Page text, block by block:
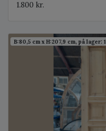
1.800 kr.
B:80,5 cm x H:207,9 cm, på lager: 1